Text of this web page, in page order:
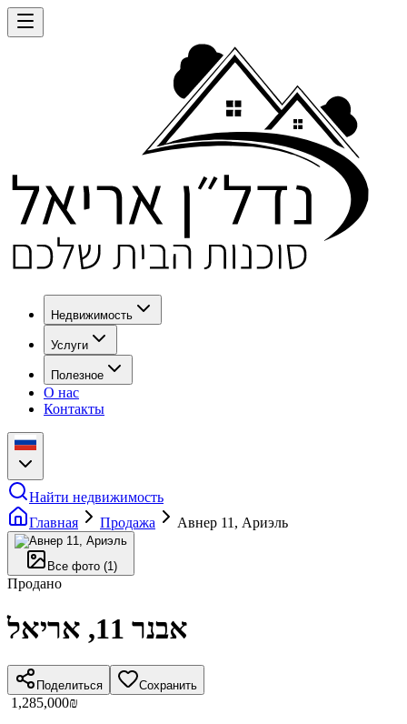
Недвижимость
Услуги
Полезное
О нас
Контакты
Найти недвижимость
Главная
Продажа Авнер 11, Ариэль
Все фото(1)
Продано
אבנר 11, אריאל
Поделиться Сохранить
‏1,285,000 ‏₪